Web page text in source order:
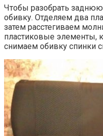
Чтобы разобрать заднюю
обивку. Отделяем два
затем расстегиваем
пластиковые элементы,
снимаем обивку спинки